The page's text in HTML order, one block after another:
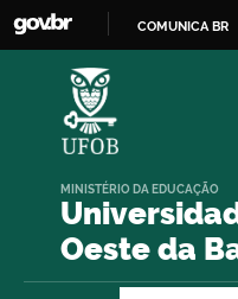
COMUNICA BR
Oeste da
MINISTÉRIO DA EDUCAÇÃO